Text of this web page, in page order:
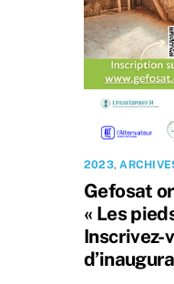
2023,
Gefosat
« Les
Inscrivez-